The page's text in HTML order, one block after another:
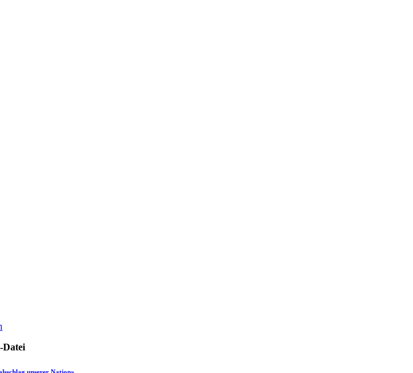
Datei
unserer Nation»